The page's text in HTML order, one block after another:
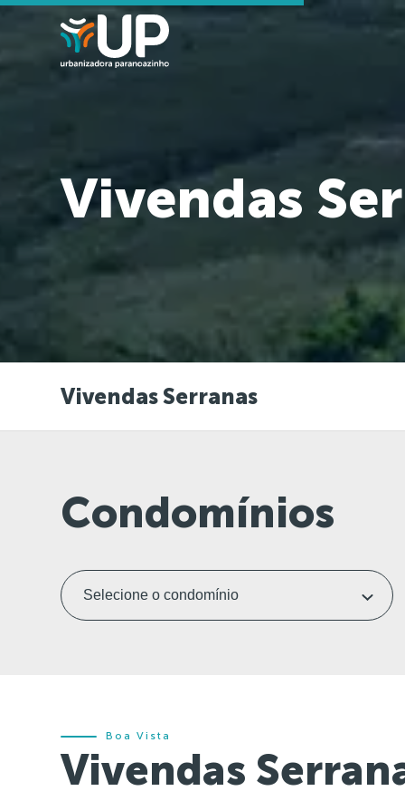
Vivendas
Vivendas Serranas
Condomínios
Boa Vista
Vivendas